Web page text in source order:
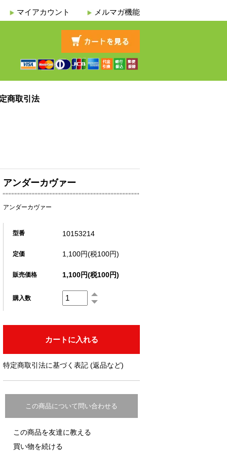
マイアカウント メルマガ機能
商取引法
アンダーカヴァー
アンダーカヴァー
型番 10153214
定価 1,100円(税100円)
販売価格 1,100円(税100円)
購入数
特定商取引法に基づく表記 (返品など)
この商品について問い合わせる
この商品を友達に教える
買い物を続ける